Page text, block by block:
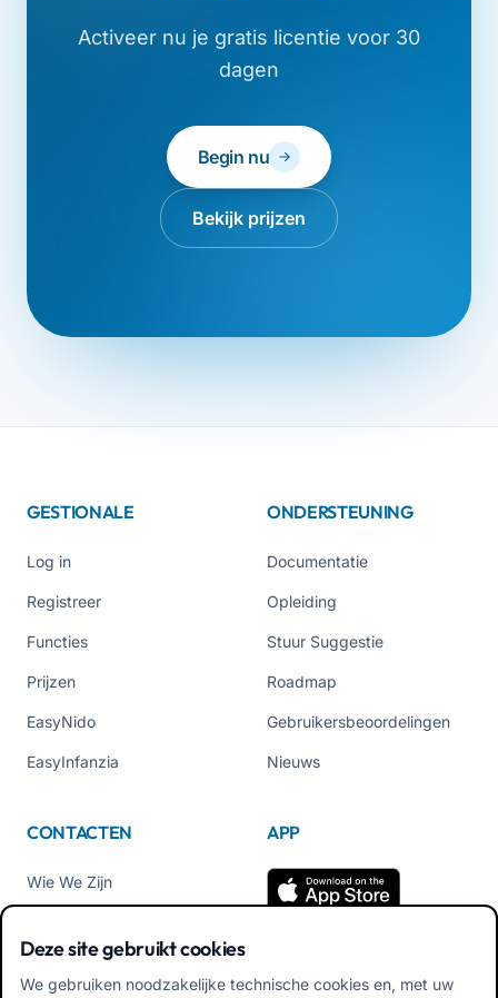
Activeer nu je gratis licentie voor 30
dagen
Begin nu
Bekijk prijzen
GESTIONALE
Log in
Registreer
Functies
Prijzen
EasyNido
EasyInfanzia
ONDERSTEUNING
Documentatie
Opleiding
Stuur Suggestie
Roadmap
Gebruikersbeoordelingen
Nieuws
CONTACTEN
Wie We Zijn
Tel +39 02 84152514
APP
Download APK Familiale
Deze site gebruikt cookies
We gebruiken noodzakelijke technische cookies en, met uw